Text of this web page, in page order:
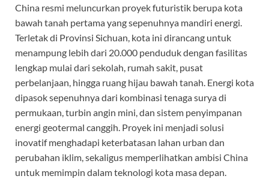
China resmi meluncurkan proyek futuristik berupa kota
bawah tanah pertama yang sepenuhnya mandiri energi.
Terletak di Provinsi Sichuan, kota ini dirancang untuk
menampung lebih dari 20.000 penduduk dengan fasilitas
lengkap mulai dari sekolah, rumah sakit, pusat
perbelanjaan, hingga ruang hijau bawah tanah. Energi kota
dipasok sepenuhnya dari kombinasi tenaga surya di
permukaan, turbin angin mini, dan sistem penyimpanan
energi geotermal canggih. Proyek ini menjadi solusi
inovatif menghadapi keterbatasan lahan urban dan
perubahan iklim, sekaligus memperlihatkan ambisi China
untuk memimpin dalam teknologi kota masa depan.